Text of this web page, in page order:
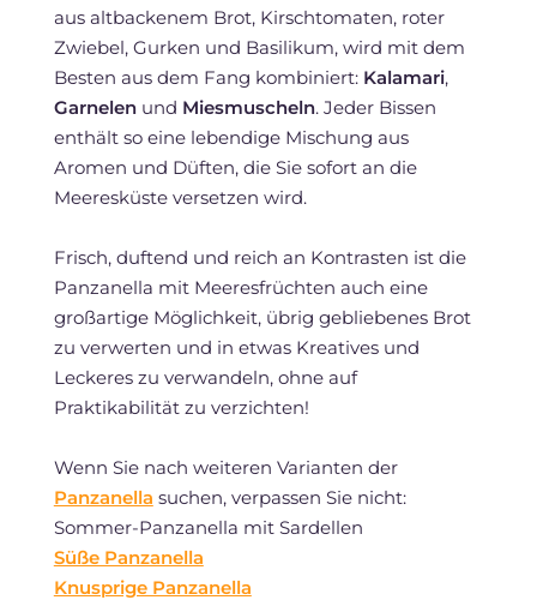
aus altbackenem Brot, Kirschtomaten, roter
Zwiebel, Gurken und Basilikum, wird mit dem
Besten aus dem Fang kombiniert: Kalamari,
Garnelenund Miesmuscheln. Jeder Bissen
enthält so eine lebendige Mischung aus
Aromen und Düften, die Sie sofort an die
Meeresküste versetzen wird.
Frisch, duftend und reich an Kontrasten ist die
Panzanella mit Meeresfrüchten auch eine
großartige Möglichkeit, übrig gebliebenes Brot
zu verwerten und in etwas Kreatives und
Leckeres zu verwandeln, ohne auf
Praktikabilität zu verzichten!
Wenn Sie nach weiteren Varianten der
Panzanella suchen, verpassen Sie nicht:
Sommer-Panzanella mit Sardellen
Süße Panzanella
Knusprige Panzanella